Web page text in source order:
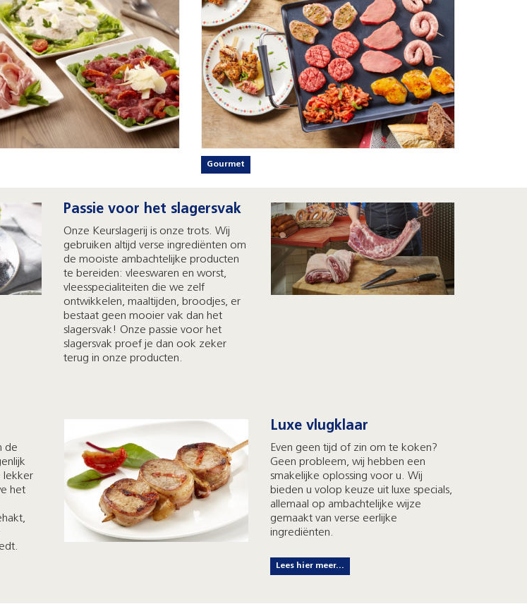
Gourmet
Passie voor het slagersvak
Onze Keurslagerij is onze trots. Wij
gebruiken altijd verse ingrediënten om
de mooiste ambachtelijke producten
te bereiden: vleeswaren en worst,
vleesspecialiteiten die we zelf
ontwikkelen, maaltijden, broodjes, er
bestaat geen mooier vak dan het
slagersvak! Onze passie voor het
slagersvak proef je dan ook zeker
terug in onze producten.
de
lekker
het
Luxe vlugklaar
Even geen tijd of zin om te koken?
Geen probleem, wij hebben een
smakelijke oplossing voor u. Wij
bieden u volop keuze uit luxe specials,
allemaal op ambachtelijke wijze
gemaakt van verse eerlijke
ingrediënten.
Lees hier meer...